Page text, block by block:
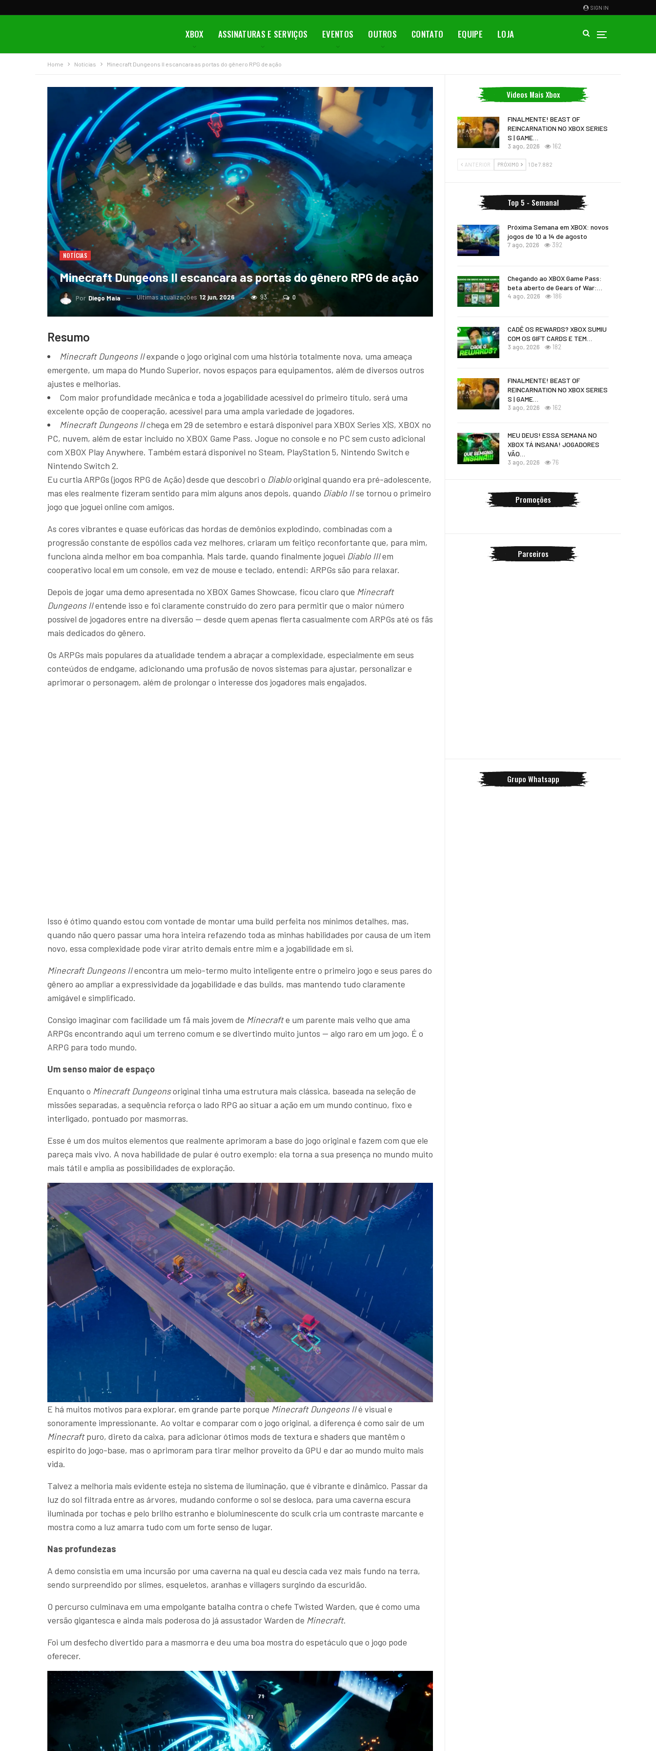
SIGN IN
XBOX ASSINATURAS E SERVIÇOS EVENTOS OUTROS CONTATO EQUIPE LOJA
Home Notícias Minecraft Dungeons II escancara as portas do gênero RPG de ação
NOTÍCIAS
Minecraft Dungeons II escancara as portas do gênero RPG de ação
Por Diego Maia Ultimas atualizações 12 jun, 2026 93 0
Resumo
Minecraft Dungeons IIexpande o jogo original com uma história totalmente nova, uma ameaça
emergente, um mapa do Mundo Superior, novos espaços para equipamentos, além de diversos outros
ajustes e melhorias.
Com maior profundidade mecânica e toda a jogabilidade acessível do primeiro título, será uma
excelente opção de cooperação, acessível para uma ampla variedade de jogadores.
Minecraft Dungeons IIchega em 29 de setembro e estará disponível para XBOX Series X|S, XBOX no
PC, nuvem, além de estar incluído no XBOX Game Pass. Jogue no console e no PC sem custo adicional
com XBOX Play Anywhere. Também estará disponível no Steam, PlayStation 5, Nintendo Switch e
Nintendo Switch 2.
Eu curtia ARPGs (jogos RPG de Ação) desde que descobri o Diablooriginal quando era pré-adolescente,
mas eles realmente fizeram sentido para mim alguns anos depois, quando Diablo IIse tornou o primeiro
jogo que joguei online com amigos.
As cores vibrantes e quase eufóricas das hordas de demônios explodindo, combinadas com a
progressão constante de espólios cada vez melhores, criaram um feitiço reconfortante que, para mim,
funciona ainda melhor em boa companhia. Mais tarde, quando finalmente joguei Diablo IIIem
cooperativo local em um console, em vez de mouse e teclado, entendi: ARPGs são para relaxar.
Depois de jogar uma demo apresentada no XBOX Games Showcase, ficou claro que Minecraft
Dungeons IIentende isso e foi claramente construído do zero para permitir que o maior número
possível de jogadores entre na diversão — desde quem apenas flerta casualmente com ARPGs até os fãs
mais dedicados do gênero.
Os ARPGs mais populares da atualidade tendem a abraçar a complexidade, especialmente em seus
conteúdos de endgame, adicionando uma profusão de novos sistemas para ajustar, personalizar e
aprimorar o personagem, além de prolongar o interesse dos jogadores mais engajados.
Isso é ótimo quando estou com vontade de montar uma build perfeita nos mínimos detalhes, mas,
quando não quero passar uma hora inteira refazendo toda as minhas habilidades por causa de um item
novo, essa complexidade pode virar atrito demais entre mim e a jogabilidade em si.
Minecraft Dungeons IIencontra um meio-termo muito inteligente entre o primeiro jogo e seus pares do
gênero ao ampliar a expressividade da jogabilidade e das builds, mas mantendo tudo claramente
amigável e simplificado.
Consigo imaginar com facilidade um fã mais jovem de Minecrafte um parente mais velho que ama
ARPGs encontrando aqui um terreno comum e se divertindo muito juntos — algo raro em um jogo. É o
ARPG para todo mundo.
Um senso maior de espaço
Enquanto o Minecraft Dungeonsoriginal tinha uma estrutura mais clássica, baseada na seleção de
missões separadas, a sequência reforça o lado RPG ao situar a ação em um mundo contínuo, fixo e
interligado, pontuado por masmorras.
Esse é um dos muitos elementos que realmente aprimoram a base do jogo original e fazem com que ele
pareça mais vivo. A nova habilidade de pular é outro exemplo: ela torna a sua presença no mundo muito
mais tátil e amplia as possibilidades de exploração.
E há muitos motivos para explorar, em grande parte porque Minecraft Dungeons IIé visual e
sonoramente impressionante. Ao voltar e comparar com o jogo original, a diferença é como sair de um
Minecraftpuro, direto da caixa, para adicionar ótimos mods de textura e shaders que mantêm o
espírito do jogo-base, mas o aprimoram para tirar melhor proveito da GPU e dar ao mundo muito mais
vida.
Talvez a melhoria mais evidente esteja no sistema de iluminação, que é vibrante e dinâmico. Passar da
luz do sol filtrada entre as árvores, mudando conforme o sol se desloca, para uma caverna escura
iluminada por tochas e pelo brilho estranho e bioluminescente do sculk cria um contraste marcante e
mostra como a luz amarra tudo com um forte senso de lugar.
Nas profundezas
A demo consistia em uma incursão por uma caverna na qual eu descia cada vez mais fundo na terra,
sendo surpreendido por slimes, esqueletos, aranhas e villagers surgindo da escuridão.
O percurso culminava em uma empolgante batalha contra o chefe Twisted Warden, que é como uma
versão gigantesca e ainda mais poderosa do já assustador Warden de Minecraft.
Foi um desfecho divertido para a masmorra e deu uma boa mostra do espetáculo que o jogo pode
oferecer.
Videos Mais Xbox
FINALMENTE! BEAST OF
REINCARNATION NO XBOX SERIES
S | GAME…
3 ago, 2026 162
ANTERIOR PRÓXIMO 1 De 7.882
Top 5 - Semanal
Próxima Semana em XBOX: novos
jogos de 10 a 14 de agosto
7 ago, 2026 392
Chegando ao XBOX Game Pass:
beta aberto de Gears of War:…
4 ago, 2026 186
CADÊ OS REWARDS? XBOX SUMIU
COM OS GIFT CARDS E TEM…
3 ago, 2026 182
FINALMENTE! BEAST OF
REINCARNATION NO XBOX SERIES
S | GAME…
3 ago, 2026 162
MEU DEUS! ESSA SEMANA NO
XBOX TÁ INSANA! JOGADORES
VÃO…
3 ago, 2026 76
Promoções
Parceiros
Grupo Whatsapp